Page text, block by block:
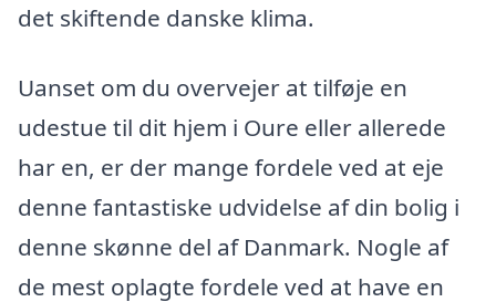
det skiftende danske klima.
Uanset om du overvejer at tilføje en
udestue til dit hjem i Oure eller allerede
har en, er der mange fordele ved at eje
denne fantastiske udvidelse af din bolig i
denne skønne del af Danmark. Nogle af
de mest oplagte fordele ved at have en